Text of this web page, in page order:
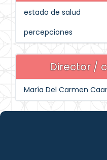
estado de salud
percepciones
Director /
María Del Carmen